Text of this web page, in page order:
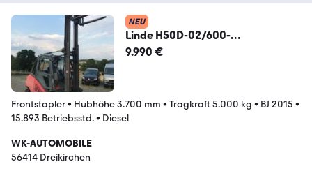
NEU
Linde H50D-02/600-
5.0t(3B)Gabelstapler2015,Diesel-
9.990 €
Frontstapler• Hubhöhe 3.700 mm • Tragkraft 5.000 kg • BJ 2015 •
15.893 Betriebsstd.• Diesel
WK-AUTOMOBILE
56414 Dreikirchen